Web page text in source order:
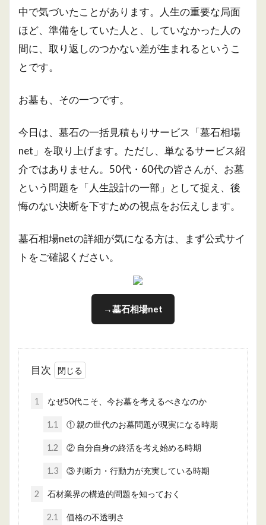
中で気づいたことがあります。人生の重要な局面
ほど、準備をしていた人と、していなかった人の
間に、取り返しのつかない差が生まれるというこ
とです。
お墓も、その一つです。
今日は、墓石の一括見積もりサービス「墓石相場
net」を取り上げます。ただし、単なるサービス紹
介ではありません。50代・60代の皆さんが、お墓
という問題を「人生設計の一部」として捉え、後
悔のない決断を下すための視点をお伝えします。
墓石相場netの詳細が気になる方は、まず公式サイ
トをご確認ください。
→墓石相場net
目次
1 なぜ50代こそ、今お墓を考えるべきなのか
1.1 ① 親の世代のお墓問題が現実になる時期
1.2 ② 自分自身の終活を考え始める時期
1.3 ③ 判断力・行動力が充実している時期
2 石材業界の構造的問題を知っておく
2.1 価格の不透明さ